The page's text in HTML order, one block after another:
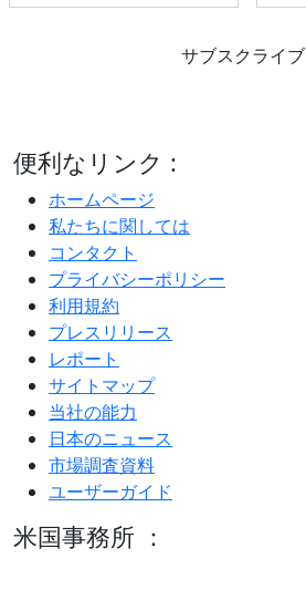
サブスクライブ
便利なリンク :
ホームページ
私たちに関しては
コンタクト
プライバシーポリシー
利用規約
プレスリリース
レポート
サイトマップ
当社の能力
日本のニュース
市場調査資料
ユーザーガイド
米国事務所 ：